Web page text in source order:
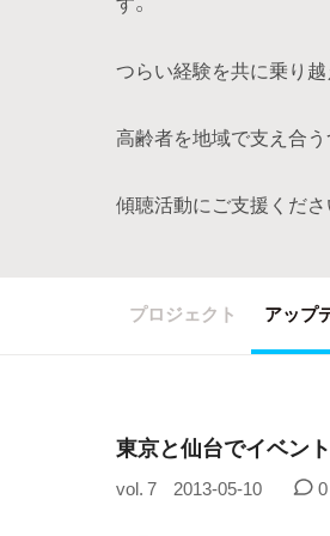
つらい経験を共に乗り越
高齢者を地域で支え合
傾聴活動にご支援くださ
プロジェクト アップ
東京と仙台でイベン
vol. 7 2013-05-10 0